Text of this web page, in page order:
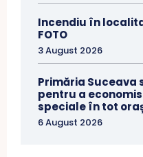
Incendiu în
FOTO
3 August 2026
Primăria Suceava
pentru a
speciale în tot
6 August 2026